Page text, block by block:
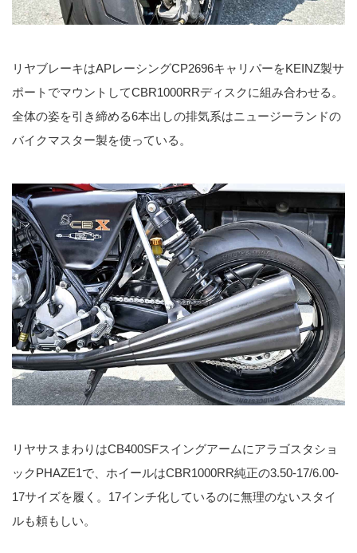
リヤブレーキはAPレーシングCP2696キャリパーをKEINZ製サ
ポートでマウントしてCBR1000RRディスクに組み合わせる。
全体の姿を引き締める6本出しの排気系はニュージーランドの
バイクマスター製を使っている。
リヤサスまわりはCB400SFスイングアームにアラゴスタショ
ックPHAZE1で、ホイールはCBR1000RR純正の3.50-17/6.00-
17サイズを履く。17インチ化しているのに無理のないスタイ
ルも頼もしい。